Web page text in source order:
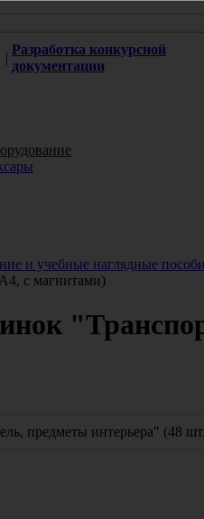
|
Разработка конкурсной
документации
и учебные наглядные
с магнитами)